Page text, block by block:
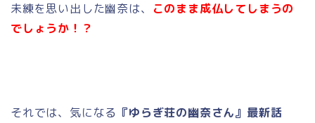
未練を思い出した幽奈は、
このまま成仏してしまうの
でしょうか！？
それでは、気になる 『ゆらぎ荘の幽奈さん』最新話